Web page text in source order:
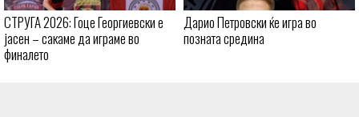
СТРУГА 2026: Гоце Георгиевски е
јасен – сакаме да играме во
финалето
Дарио Петровски ќе игра во
позната средина